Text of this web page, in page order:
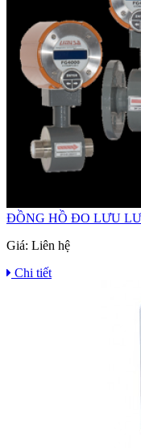
ĐỒNG HỒ ĐO LƯU
Giá: Liên hệ
Chi tiết